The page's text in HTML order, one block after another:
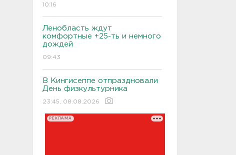
10:16
Ленобласть ждут
комфортные +25-ть и немного
дождей
09:43
В Кингисеппе отпраздновали
День физкультурника
23:45, 08.08.2026
РЕКЛАМА